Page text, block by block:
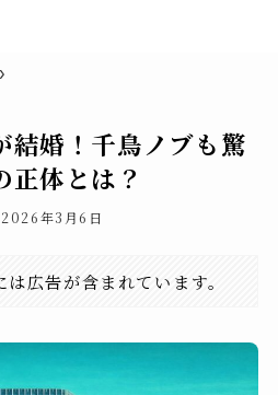
結婚！千鳥ノブも驚
正体とは？
2026年3月6日
広告が含まれています。